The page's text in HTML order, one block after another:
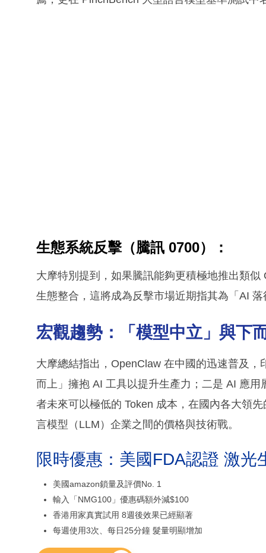
生態系統反擊（騰訊 0700）：
大摩特別提到，如果騰訊能夠更積極地推出類
生態整合，這將成為反擊市場近期指其為「AI
宏觀趨勢：「模型中立」與下
大摩總結指出，OpenClaw 在中國的迅速普及
而上」擁抱 AI 工具以提升生產力；二是 AI 應
者未來可以極低的 Token 成本，在國內各大領
言模型（LLM）企業之間的價格與技術戰。
限時優惠：美國FDA認證 激光
美國amazon鎖量及評價No. 1
輸入「NMG100」優惠碼額外減$100
香港用家真實試用 8週後效果已經顯著
每週使用3次、每日25分鐘 髮量明顯增加